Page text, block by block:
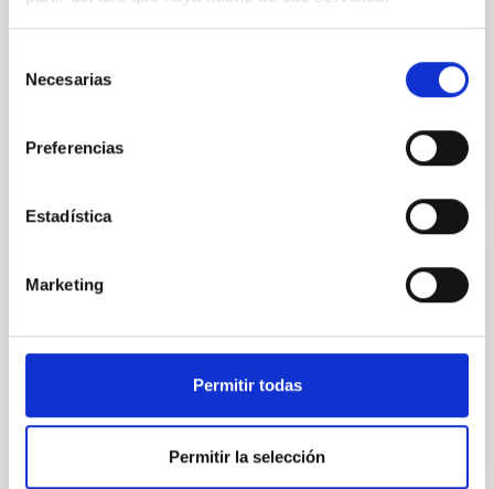
Necesarias
Preferencias
Estadística
Marketing
Permitir todas
Permitir la selección
En ejecución
DIVULGACIÓN